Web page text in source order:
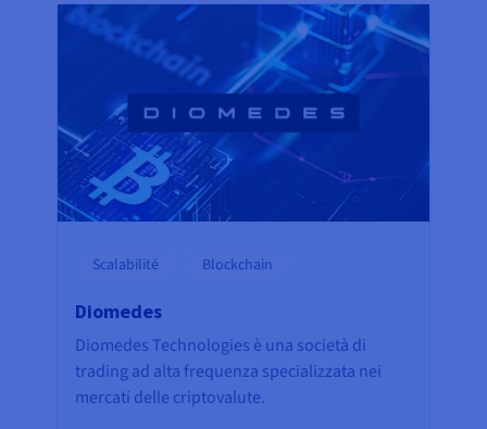
Scalabilité Blockchain
Diomedes
Diomedes Technologies è una società di
trading ad alta frequenza specializzata nei
mercati delle criptovalute.